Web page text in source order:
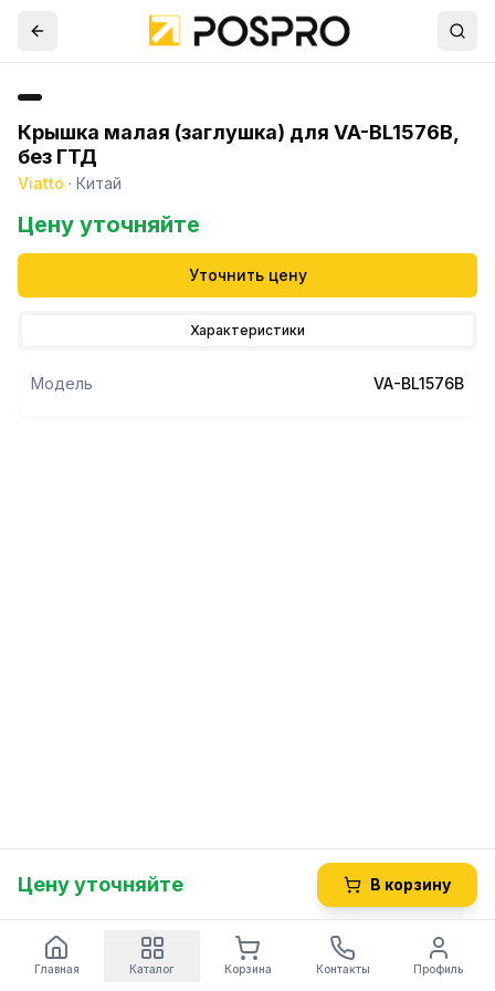
Крышка малая (заглушка) для VA-BL1576B,
без ГТД
Viatto · Китай
Цену уточняйте
Уточнить цену
Характеристики
Модель VA-BL1576B
Цену уточняйте В корзину
Главная Каталог Корзина Контакты Профиль